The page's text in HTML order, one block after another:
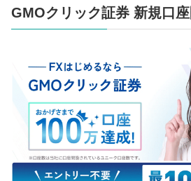
GMOクリック証券 新規口